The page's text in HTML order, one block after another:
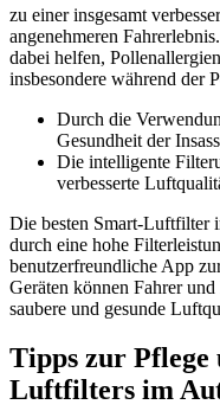
zu einer insgesamt
angenehmeren
dabei helfen,
insbesondere während der
Durch die
Gesundheit der
Die intelligente
verbesserte
Die besten Smart-Luftfilter
durch eine hohe
benutzerfreundliche App
Geräten können Fahrer
saubere und gesunde
Tipps zur Pflege
Luftfilters im